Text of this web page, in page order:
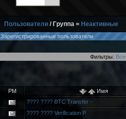
Пользователи/ Группа = Неактивные
Зарегистрированные пользователи
Фильтры: Все
PM Имя
???? ???? BTC Transfer -
???? ???? Verification P